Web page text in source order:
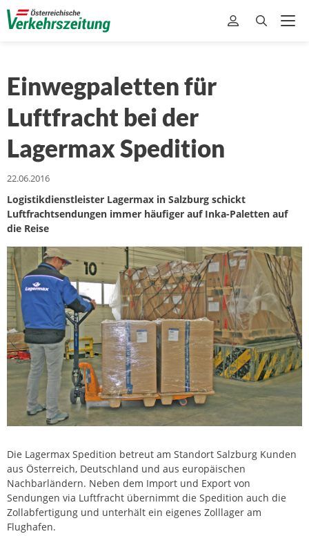
Einwegpaletten für
Luftfracht bei der
Lagermax Spedition
22.06.2016
Logistikdienstleister Lagermax in Salzburg schickt
Luftfrachtsendungen immer häufiger auf Inka-Paletten auf
die Reise
Die Lagermax Spedition betreut am Standort Salzburg Kunden
aus Österreich, Deutschland und aus europäischen
Nachbarländern. Neben dem Import und Export von
Sendungen via Luftfracht übernimmt die Spedition auch die
Zollabfertigung und unterhält ein eigenes Zolllager am
Flughafen.